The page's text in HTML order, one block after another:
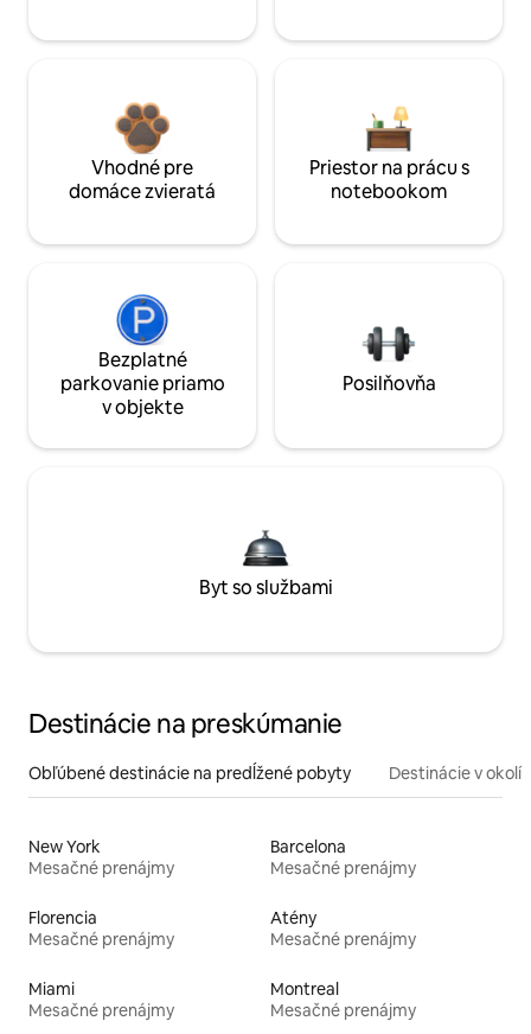
Vhodné pre
domáce zvieratá
Priestor na prácu s
notebookom
Bezplatné
parkovanie priamo
v objekte
Posilňovňa
Byt so službami
Destinácie na preskúmanie
Obľúbené destinácie na predĺžené pobyty Destinácie v okolí
New York
Mesačné prenájmy
Barcelona
Mesačné prenájmy
Florencia
Mesačné prenájmy
Atény
Mesačné prenájmy
Miami
Mesačné prenájmy
Montreal
Mesačné prenájmy